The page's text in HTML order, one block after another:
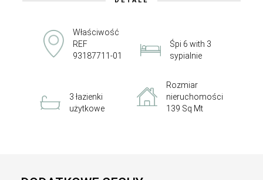
Właściwość
REF
93187711-01
Śpi 6 with 3
sypialnie
3 łazienki
użytkowe
Rozmiar
nieruchomości
139 Sq Mt